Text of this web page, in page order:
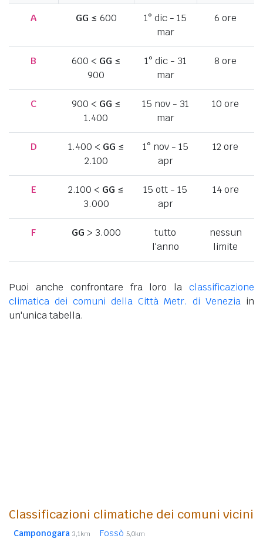
A GG ≤ 600
1° dic - 15
mar
6 ore
B 600 < GG ≤
900
1° dic - 31
mar
8 ore
C 900 < GG ≤
1.400
15 nov - 31
mar
10 ore
D 1.400 < GG ≤
2.100
1° nov - 15
apr
12 ore
E 2.100 < GG ≤
3.000
15 ott - 15
apr
14 ore
F GG > 3.000
tutto
l'anno
nessun
limite
Puoi anche confrontare fra loro la classificazione
climatica dei comuni della Città Metr. di Venezia in
un'unica tabella.
Classificazioni climatiche dei comuni vicini
Camponogara 3,1km Fossò 5,0km